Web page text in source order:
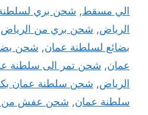
الي مسقط, شحن بري
الرياض, شحن بري من
بضائع لسلطنة عمان, شحن
عمان, شحن تمر الى سلطنة
الرياض, شحن سلطنة عمان
سلطنة عمان, شحن عفش من